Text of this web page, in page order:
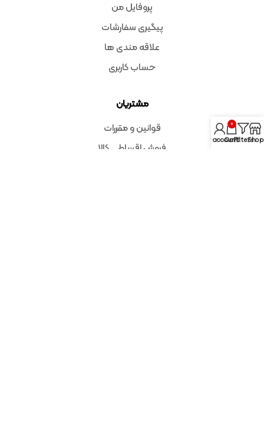
پروفایل من
پیگیری سفارشات
علاقه مندی ها
حساب کاربری
مشتریان
قوانین و مقررات
فروش اقساطی کالا
Shop
Filters
0
Cart
My account